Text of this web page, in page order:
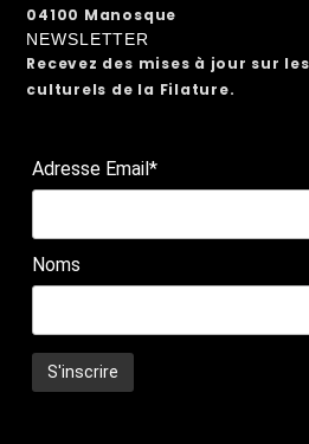
04100 Manosque
NEWSLETTER
Recevez des mises à jour sur
culturels de la Filature.
Adresse Email*
Noms